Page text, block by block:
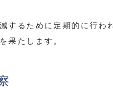
するために定期的に行
果たします。